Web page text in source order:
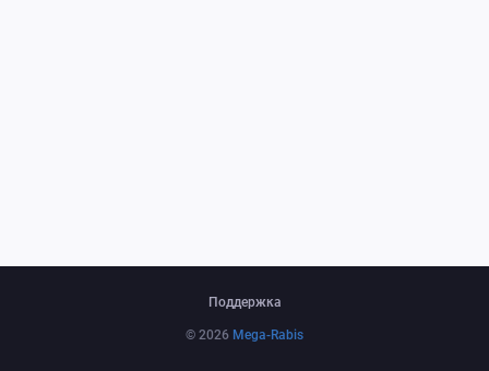
© 2026 Mega-Rabis
Поддержка